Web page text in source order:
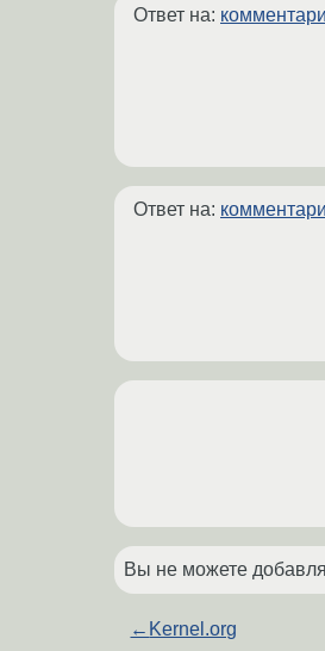
Ответ на:
Ответ на:
Вы не можете
← Kernel.org